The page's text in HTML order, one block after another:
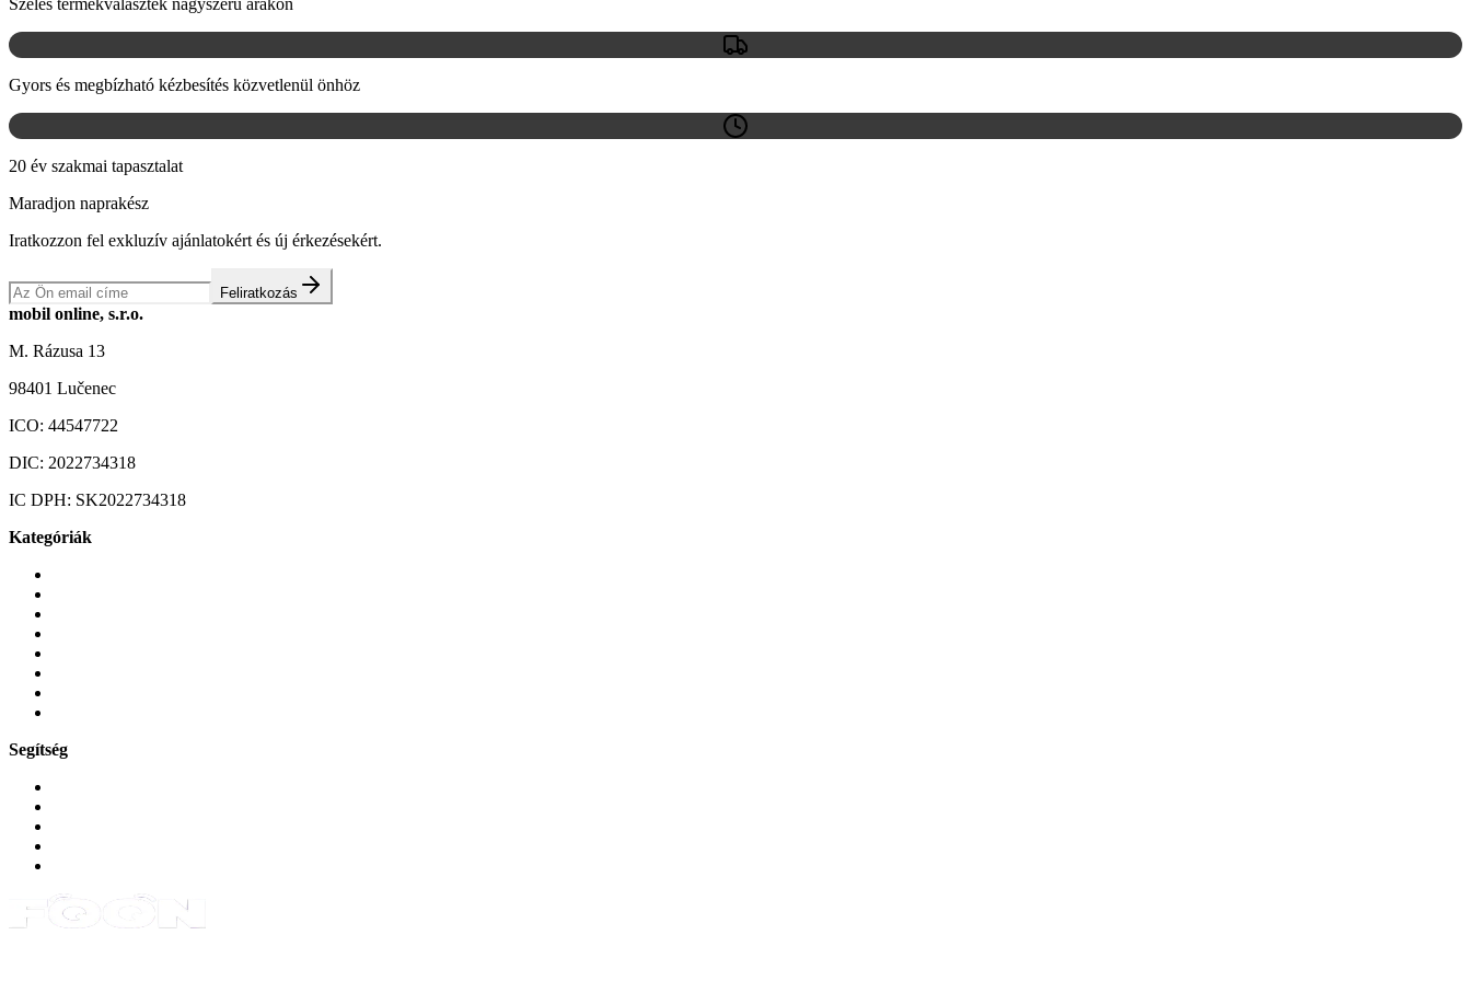
Gyors és megbízható kézbesítés közvetlenül önhöz
20 év szakmai tapasztalat
Maradjon naprakész
Iratkozzon fel exkluzív ajánlatokért és új érkezésekért.
Feliratkozás
mobil online, s.r.o.
M. Rázusa 13
98401 Lučenec
ICO: 44547722
DIC: 2022734318
IC DPH: SK2022734318
Kategóriák
Segítség